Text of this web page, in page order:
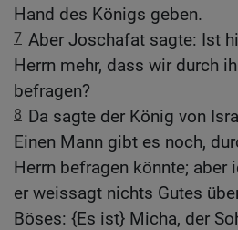
Hand des Königs geben.
7 Aber Joschafat sagte: Ist
Herrn mehr, dass wir durch
befragen?
8 Da sagte der König von
Einen Mann gibt es noch,
Herrn befragen könnte; aber
er weissagt nichts Gutes
Böses: {Es ist} Micha, der